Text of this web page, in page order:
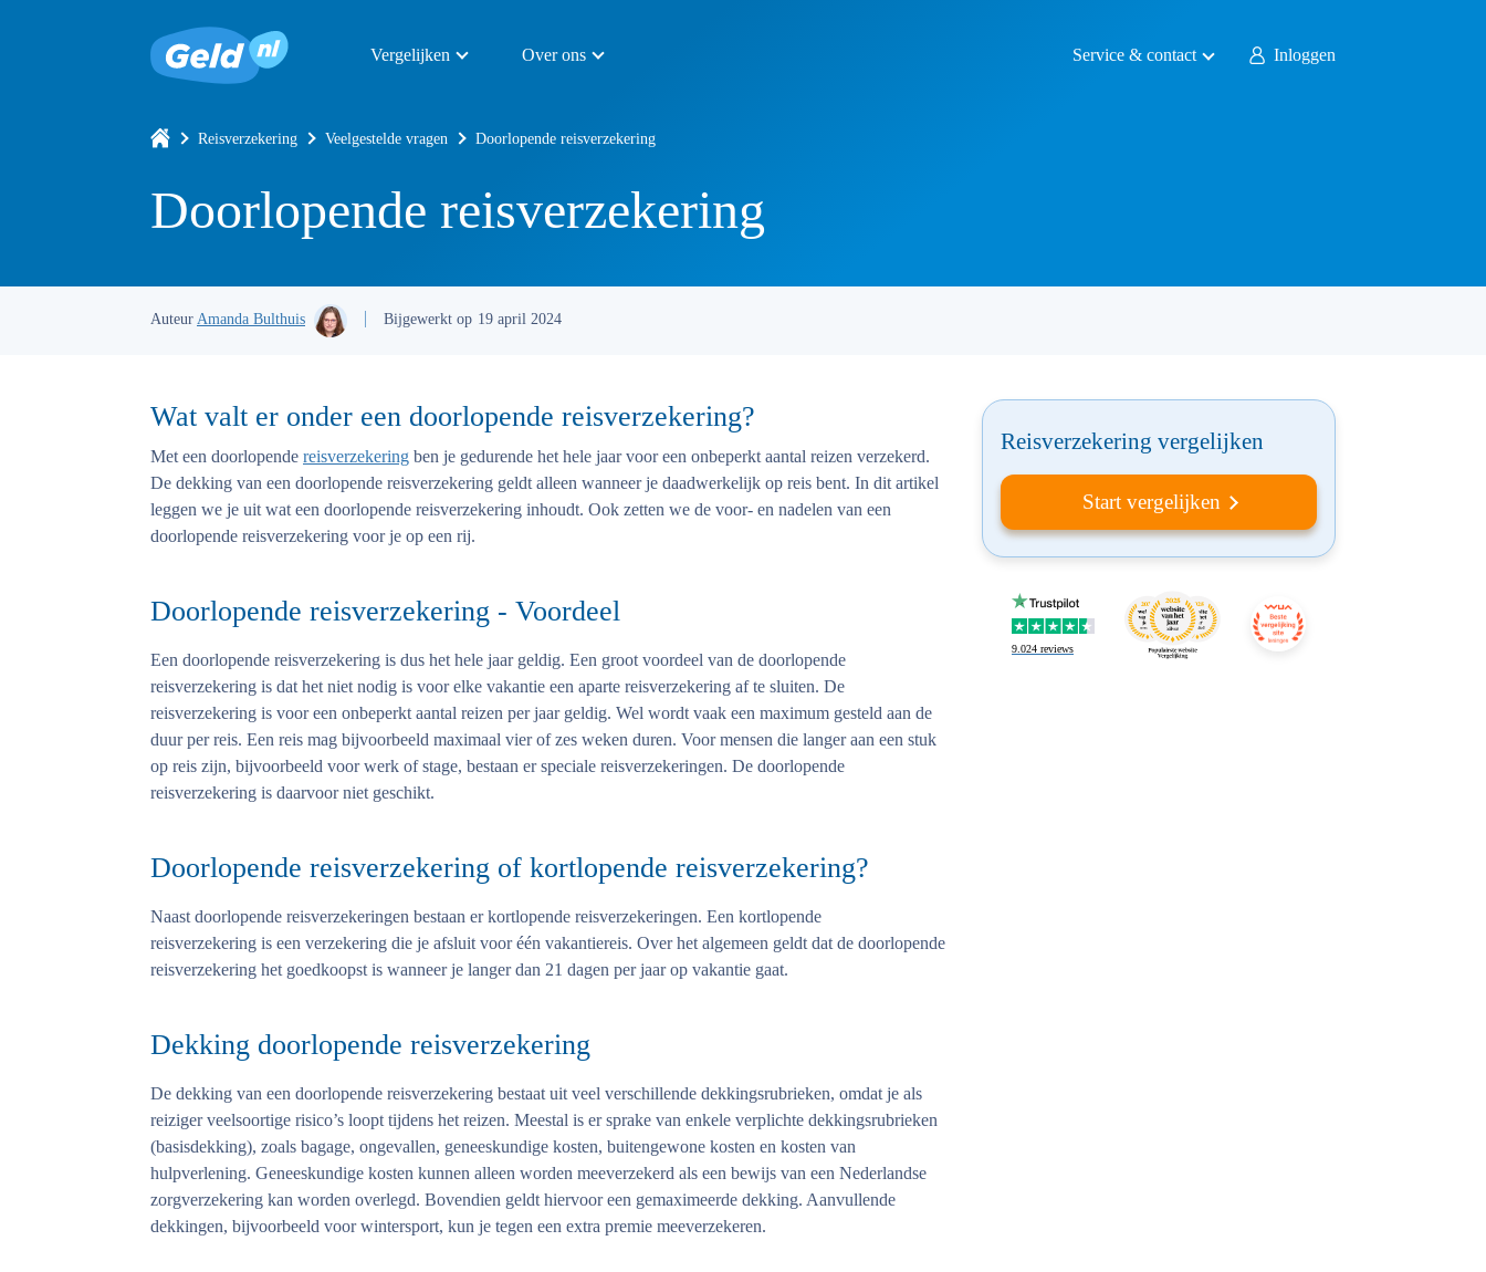
Vergelijken Over ons Service & contact Inloggen
Reisverzekering Veelgestelde vragen Doorlopende reisverzekering
Doorlopende reisverzekering
Auteur Amanda Bulthuis Bijgewerkt op 19 april 2024
Wat valt er onder een doorlopende reisverzekering?
Met een doorlopende reisverzekering ben je gedurende het hele jaar voor een onbeperkt aantal reizen verzekerd.
De dekking van een doorlopende reisverzekering geldt alleen wanneer je daadwerkelijk op reis bent. In dit artikel
leggen we je uit wat een doorlopende reisverzekering inhoudt. Ook zetten we de voor- en nadelen van een
doorlopende reisverzekering voor je op een rij.
Doorlopende reisverzekering - Voordeel
Een doorlopende reisverzekering is dus het hele jaar geldig. Een groot voordeel van de doorlopende
reisverzekering is dat het niet nodig is voor elke vakantie een aparte reisverzekering af te sluiten. De
reisverzekering is voor een onbeperkt aantal reizen per jaar geldig. Wel wordt vaak een maximum gesteld aan de
duur per reis. Een reis mag bijvoorbeeld maximaal vier of zes weken duren. Voor mensen die langer aan een stuk
op reis zijn, bijvoorbeeld voor werk of stage, bestaan er speciale reisverzekeringen. De doorlopende
reisverzekering is daarvoor niet geschikt.
Doorlopende reisverzekering of kortlopende reisverzekering?
Naast doorlopende reisverzekeringen bestaan er kortlopende reisverzekeringen. Een kortlopende
reisverzekering is een verzekering die je afsluit voor één vakantiereis. Over het algemeen geldt dat de doorlopende
reisverzekering het goedkoopst is wanneer je langer dan 21 dagen per jaar op vakantie gaat.
Dekking doorlopende reisverzekering
De dekking van een doorlopende reisverzekering bestaat uit veel verschillende dekkingsrubrieken, omdat je als
reiziger veelsoortige risico’s loopt tijdens het reizen. Meestal is er sprake van enkele verplichte dekkingsrubrieken
(basisdekking), zoals bagage, ongevallen, geneeskundige kosten, buitengewone kosten en kosten van
hulpverlening. Geneeskundige kosten kunnen alleen worden meeverzekerd als een bewijs van een Nederlandse
zorgverzekering kan worden overlegd. Bovendien geldt hiervoor een gemaximeerde dekking. Aanvullende
dekkingen, bijvoorbeeld voor wintersport, kun je tegen een extra premie meeverzekeren.
Reisverzekering vergelijken
Start vergelijken
9.024 reviews